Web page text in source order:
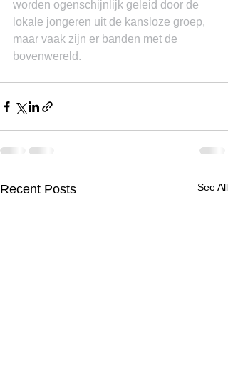
worden ogenschijnlijk geleid door de
lokale jongeren uit de kansloze groep,
maar vaak zijn er banden met de
bovenwereld.
Recent Posts See All